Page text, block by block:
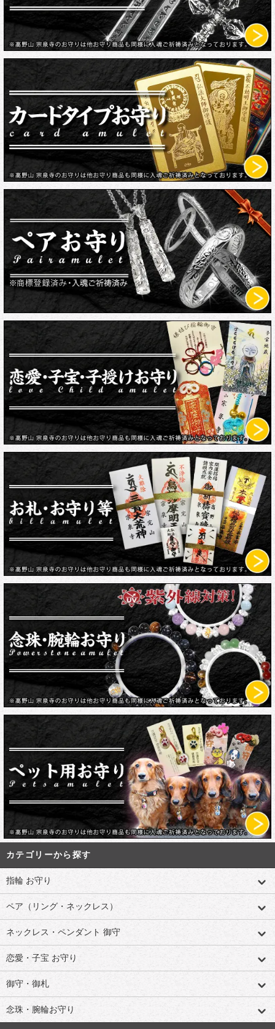
カテゴリーから探す
指輪 お守り
ペア（リング・ネックレス）
ネックレス・ペンダント 御守
恋愛・子宝 お守り
御守・御札
念珠・腕輪お守り